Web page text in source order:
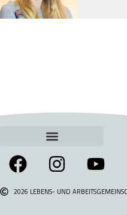
2026 LEBENS- UND